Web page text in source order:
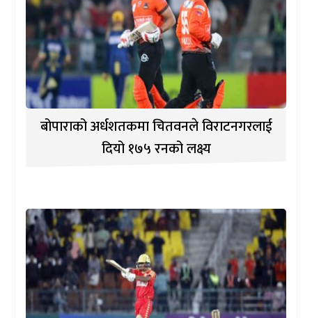
बोपाराको अर्धशतकमा चितवनले विराटनगरलाई
दियो १७५ रनको लक्ष्य